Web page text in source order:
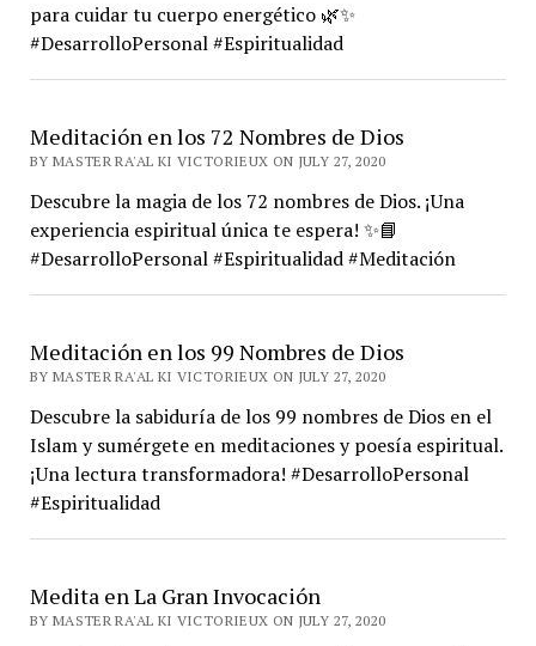
para cuidar tu cuerpo energético 🌿✨
#DesarrolloPersonal #Espiritualidad
Meditación en los 72 Nombres de Dios
BY MASTER RA'AL KI VICTORIEUX ON JULY 27, 2020
Descubre la magia de los 72 nombres de Dios. ¡Una
experiencia espiritual única te espera! ✨📘
#DesarrolloPersonal #Espiritualidad #Meditación
Meditación en los 99 Nombres de Dios
BY MASTER RA'AL KI VICTORIEUX ON JULY 27, 2020
Descubre la sabiduría de los 99 nombres de Dios en el
Islam y sumérgete en meditaciones y poesía espiritual.
¡Una lectura transformadora! #DesarrolloPersonal
#Espiritualidad
Medita en La Gran Invocación
BY MASTER RA'AL KI VICTORIEUX ON JULY 27, 2020